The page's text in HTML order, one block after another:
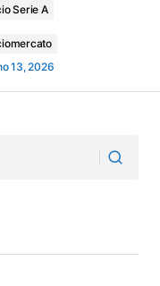
Serie A
13, 2026